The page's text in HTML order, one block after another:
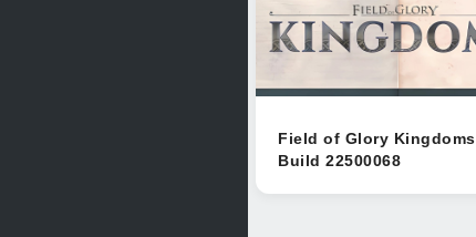
Field of Glory Kingdoms
Build 22500068